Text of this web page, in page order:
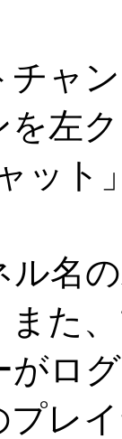
ャ
左
ット
ル名
た
がロ
レ